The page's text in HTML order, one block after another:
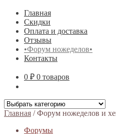
Главная
Скидки
Оплата и доставка
Отзывы
•Форум ножеделов•
Контакты
0 ₽ 0 товаров
Главная /Форум ножеделов и
Форумы